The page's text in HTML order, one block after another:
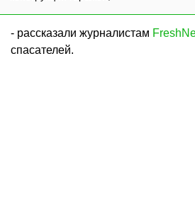
- рассказали журналистам
спасателей.